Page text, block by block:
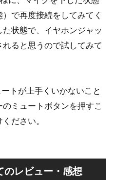
）で再度接続をしてみてく
状態で、イヤホンジャッ
ると思うので試してみて
トが上手くいかないこと
ミュートボタンを押すこ
ださい。
のレビュー・感想